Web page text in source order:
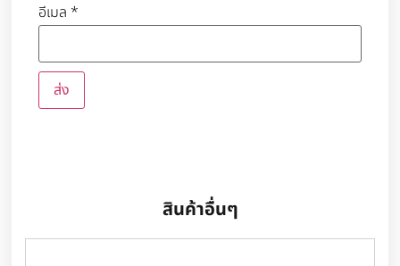
อีเมล *
สินค้าอื่นๆ